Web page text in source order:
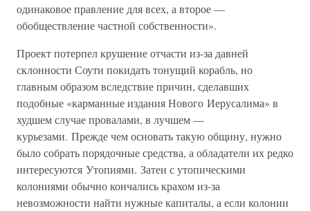
одинаковое правление для всех, а второе —
обобществление частной собственности».
Проект потерпел крушение отчасти из-за давней
склонности Соути покидать тонущий корабль, но
главным образом вследствие причин, сделавших
подобные «карманные издания Нового Иерусалима» в
худшем случае провалами, в лучшем —
курьезами. Прежде чем основать такую общину, нужно
было собрать порядочные средства, а обладатели их редко
интересуются Утопиями. Затеи с утопическими
колониями обычно кончались крахом из-за
невозможности найти нужные капиталы, а если колонии